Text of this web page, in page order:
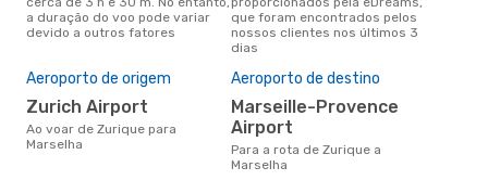
a duração do voo pode variar
devido a outros fatores
que foram encontrados pelos
nossos clientes nos últimos 3
dias
Aeroporto de origem
Zurich Airport
Ao voar de Zurique para
Marselha
Aeroporto de destino
Marseille-Provence
Airport
Para a rota de Zurique a
Marselha